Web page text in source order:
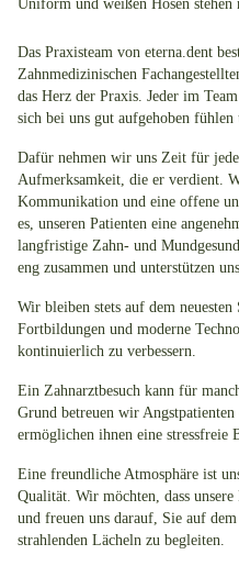
Das Praxisteam von eterna.dent
Zahnmedizinischen
das Herz der Praxis. Jeder im
sich bei uns gut aufgehoben fühlen
Dafür nehmen wir uns Zeit für
Aufmerksamkeit, die er verdient.
Kommunikation und eine offene
es, unseren Patienten eine
langfristige Zahn- und
eng zusammen und unterstützen
Wir bleiben stets auf dem
Fortbildungen und moderne
kontinuierlich zu verbessern.
Ein Zahnarztbesuch kann für
Grund betreuen wir
ermöglichen ihnen eine stressfreie
Eine freundliche Atmosphäre ist
Qualität. Wir möchten, dass
und freuen uns darauf, Sie auf
strahlenden Lächeln zu begleiten.